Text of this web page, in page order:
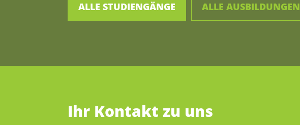
ALLE STUDIENGÄNGE ALLE AUSBILDUNGEN
Ihr Kontakt zu uns